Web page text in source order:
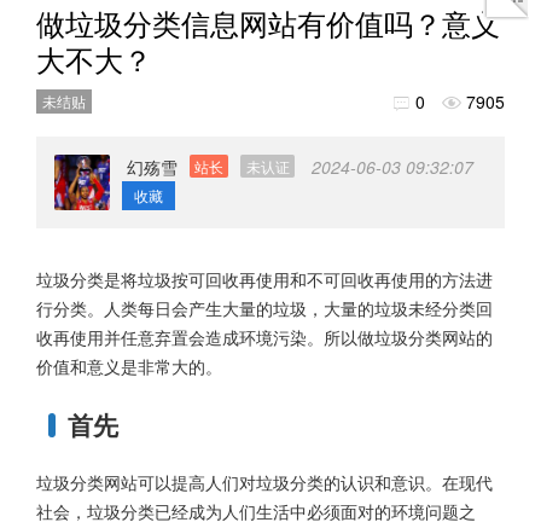
做垃圾分类信息网站有价值吗？意义
大不大？
未结贴  0  7905
幻殇雪 站长 未认证 2024-06-03 09:32:07
收藏
垃圾分类是将垃圾按可回收再使用和不可回收再使用的方法进
行分类。人类每日会产生大量的垃圾，大量的垃圾未经分类回
收再使用并任意弃置会造成环境污染。所以做垃圾分类网站的
价值和意义是非常大的。
首先
垃圾分类网站可以提高人们对垃圾分类的认识和意识。在现代
社会，垃圾分类已经成为人们生活中必须面对的环境问题之